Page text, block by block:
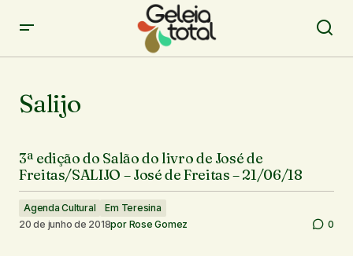
Salijo
3ª edição do Salão do livro de José de
Freitas/SALIJO – José de Freitas – 21/06/18
Agenda Cultural
Em Teresina
20 de junho de 2018por Rose Gomez 0